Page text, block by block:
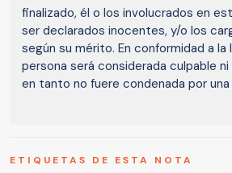
finalizado, él o los involucrados en
ser declarados inocentes, y/o los
según su mérito. En conformidad a la
persona será considerada culpable
en tanto no fuere condenada por
ETIQUETAS DE ESTA NOTA